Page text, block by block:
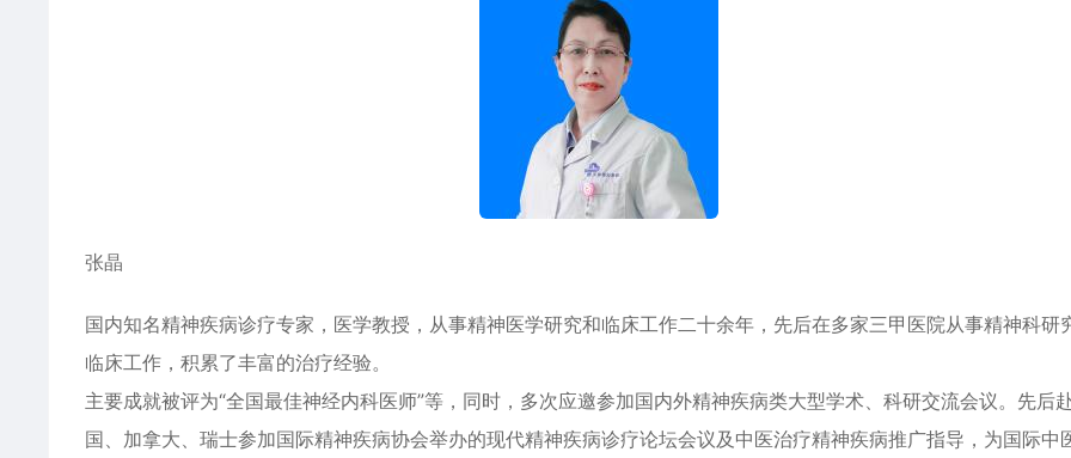
张晶
国内知名精神疾病诊疗专家，医学教授，从事精神医学研究和临床工作二十余年，先后在多家三甲医院从事精神科研
临床工作，积累了丰富的治疗经验。
主要成就被评为“全国最佳神经内科医师”等，同时，多次应邀参加国内外精神疾病类大型学术、科研交流会议。先后
国、加拿大、瑞士参加国际精神疾病协会举办的现代精神疾病诊疗论坛会议及中医治疗精神疾病推广指导，为国际中